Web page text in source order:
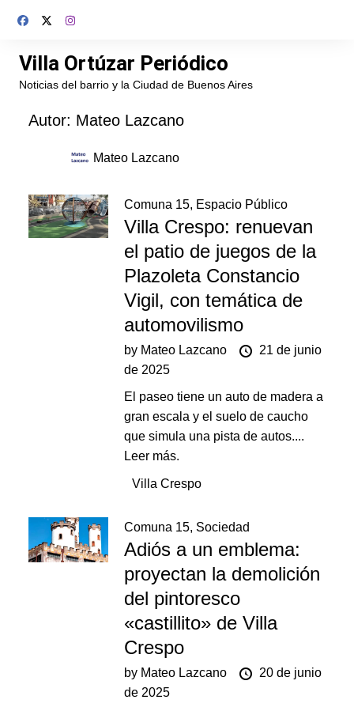
Villa Ortúzar Periódico
Noticias del barrio y la Ciudad de Buenos Aires
Autor: Mateo Lazcano
Mateo Lazcano
Comuna 15, Espacio Público
Villa Crespo: renuevan
el patio de juegos de la
Plazoleta Constancio
Vigil, con temática de
automovilismo
by Mateo Lazcano
21 de junio
de 2025
El paseo tiene un auto de madera a
gran escala y el suelo de caucho
que simula una pista de autos....
Leer más.
Villa Crespo
Comuna 15, Sociedad
Adiós a un emblema:
proyectan la demolición
del pintoresco
«castillito» de Villa
Crespo
by Mateo Lazcano
20 de junio
de 2025